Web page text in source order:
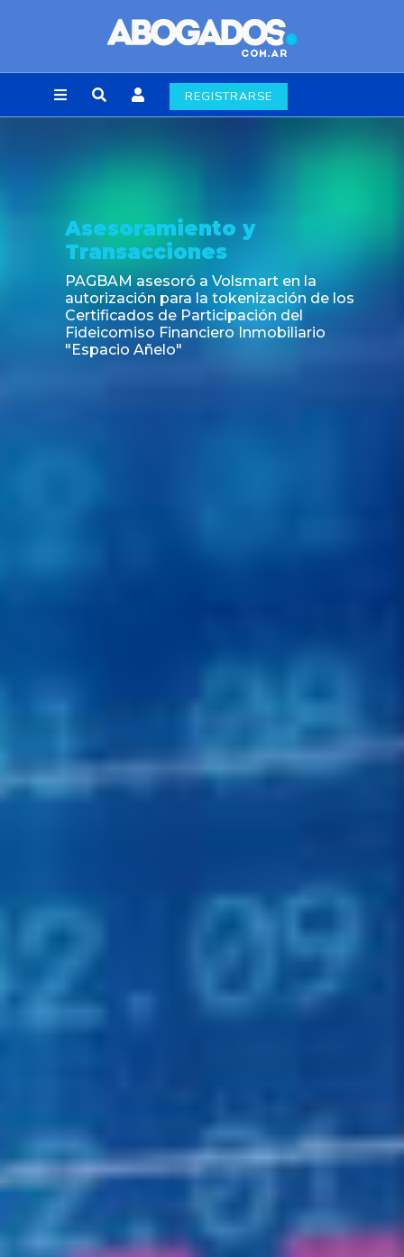
REGISTRARSE
Asesoramiento y
Transacciones
PAGBAM asesoró a Volsmart en la
autorización para la tokenización de los
Certificados de Participación del
Fideicomiso Financiero Inmobiliario
"Espacio Añelo"